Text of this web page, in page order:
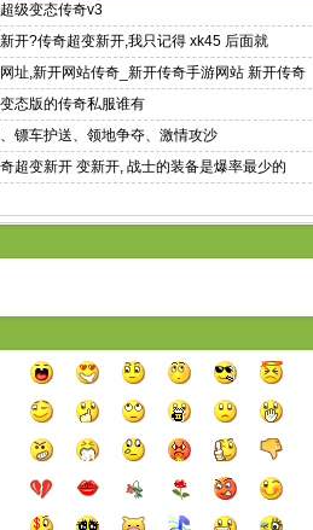
级变态传奇v3
开?传奇超变新开,我只记得 xk45 后面就
址,新开网站传奇_新开传奇手游网站 新开传奇
态版的传奇私服谁有
镖车护送、领地争夺、激情攻沙
超变新开 变新开, 战士的装备是爆率最少的